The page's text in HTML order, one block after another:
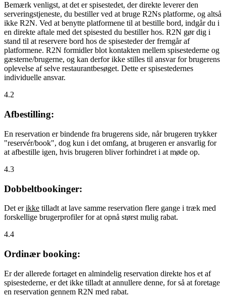
Bemærk venligst, at det er spisestedet, der direkte leverer den
serveringstjeneste, du bestiller ved at bruge R2Ns platforme, og altså
ikke R2N. Ved at benytte platformene til at bestille bord, indgår du i
en direkte aftale med det spisested du bestiller hos. R2N gør dig i
stand til at reservere bord hos de spisesteder der fremgår af
platformene. R2N formidler blot kontakten mellem spisestederne og
gæsterne/brugerne, og kan derfor ikke stilles til ansvar for brugerens
oplevelse af selve restaurantbesøget. Dette er spisestedernes
individuelle ansvar.
4.2
Afbestilling:
En reservation er bindende fra brugerens side, når brugeren trykker
"reservér/book", dog kun i det omfang, at brugeren er ansvarlig for
at afbestille igen, hvis brugeren bliver forhindret i at møde op.
4.3
Dobbeltbookinger:
Det erikke tilladt at lave samme reservation flere gange i træk med
forskellige brugerprofiler for at opnå størst mulig rabat.
4.4
Ordinær booking:
Er der allerede fortaget en almindelig reservation direkte hos et af
spisestederne, er det ikke tilladt at annullere denne, for så at foretage
en reservation gennem R2N med rabat.